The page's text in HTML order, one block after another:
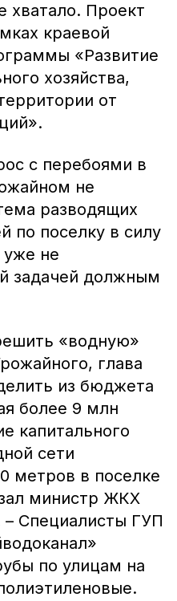
хватало. Проект
краевой
«Развитие
хозяйства,
от
с перебоями в
не
разводящих
по поселку в силу
уже не
задачей должным
«водную»
глава
из бюджета
более 9 млн
капитального
сети
метров в поселке
министр ЖКХ
Специалисты ГУП
по улицам на